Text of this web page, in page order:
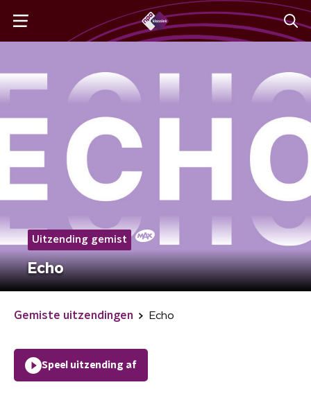
Uitzending gemist
Echo
Gemiste uitzendingen Echo
Speel uitzending af